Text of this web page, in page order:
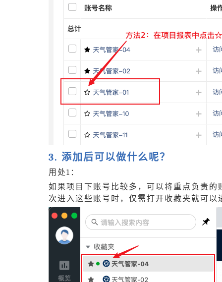
3. 添加后可以做什么呢？
用处1：
如果项目下账号比较多，可以将重点负责的
次进入这些账号时，仅需打开收藏夹就可以